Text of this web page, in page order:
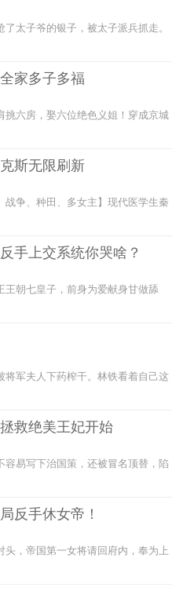
太子爷的银子，被太子派兵抓走。
家多子多福
挑六房，娶六位绝色义姐！穿成京城
斯无限刷新
战争、种田、多女主】现代医学生秦
手上交系统你哭啥？
王朝七皇子，前身为爱献身甘做舔
将军夫人下药榨干。林铁看着自己这
救绝美王妃开始
容易写下治国策，还被冒名顶替，陷
反手休女帝！
头，帝国第一女将请回府内，奉为上